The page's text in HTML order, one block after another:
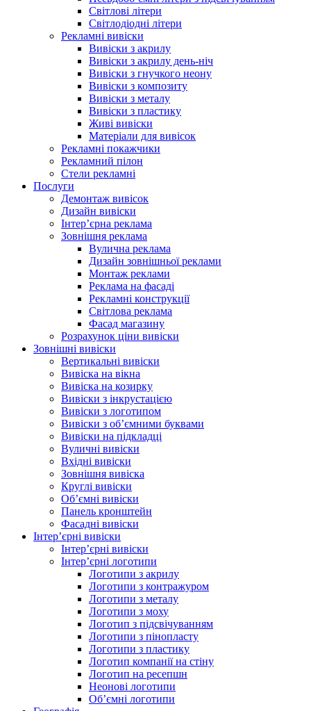
Світлові літери
Світлодіодні літери
Рекламні вивіски
Вивіски з акрилу
Вивіски з акрилу день-ніч
Вивіски з гнучкого неону
Вивіски з композиту
Вивіски з металу
Вивіски з пластику
Живі вивіски
Матеріали для вивісок
Рекламні покажчики
Рекламний пілон
Стели рекламні
Послуги
Демонтаж вивісок
Дизайн вивіски
Інтер’єрна реклама
Зовнішня реклама
Вулична реклама
Дизайн зовнішньої реклами
Монтаж реклами
Реклама на фасаді
Рекламні конструкції
Світлова реклама
Фасад магазину
Розрахунок ціни вивіски
Зовнішні вивіски
Вертикальні вивіски
Вивіска на вікна
Вивіска на козирку
Вивіски з інкрустацією
Вивіски з логотипом
Вивіски з об’ємними буквами
Вивіски на підкладці
Вуличні вивіски
Вхідні вивіски
Зовнішня вивіска
Круглі вивіски
Об’ємні вивіски
Панель кронштейн
Фасадні вивіски
Інтер’єрні вивіски
Інтер’єрні вивіски
Інтер’єрні логотипи
Логотипи з акрилу
Логотипи з контражуром
Логотипи з металу
Логотипи з моху
Логотип з підсвічуванням
Логотипи з пінопласту
Логотипи з пластику
Логотип компанії на стіну
Логотип на ресепшн
Неонові логотипи
Об’ємні логотипи